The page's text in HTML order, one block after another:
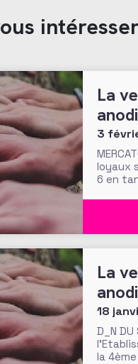
La
2021
3
loyaux
6 en
sur le
La
18
D_N
la